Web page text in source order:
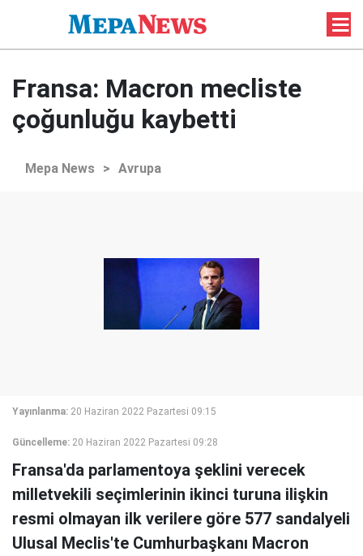
Fransa: Macron mecliste
çoğunluğu kaybetti
Mepa News > Avrupa
Yayınlanma: 20 Haziran 2022 Pazartesi 09:15
Güncelleme: 20 Haziran 2022 Pazartesi 09:28
Fransa'da parlamentoya şeklini verecek
milletvekili seçimlerinin ikinci turuna ilişkin
resmi olmayan ilk verilere göre 577 sandalyeli
Ulusal Meclis'te Cumhurbaşkanı Macron